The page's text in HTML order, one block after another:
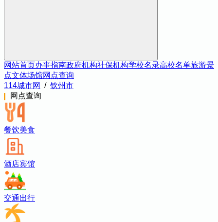
网站首页办事指南政府机构社保机构学校名录高校名单旅游景
点文体场馆网点查询
114城市网
/ 钦州市
网点查询
餐饮美食
酒店宾馆
交通出行